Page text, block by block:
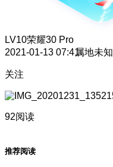
LV10荣耀30 Pro
2021-01-13 07:41属地未知
关注
92阅读
推荐阅读